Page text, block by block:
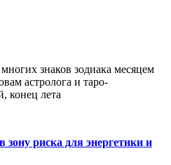
знаков зодиака месяцем
астролога и таро-
конец лета
риска для энергетики и